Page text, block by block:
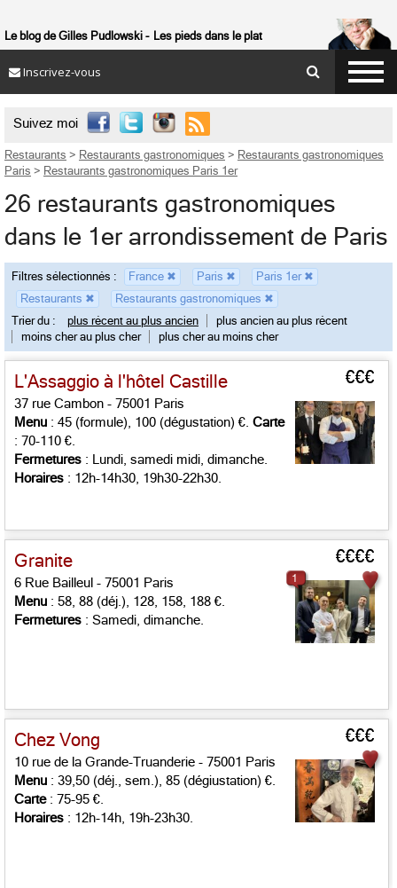
Le blog de Gilles Pudlowski Les pieds dans le plat
Inscrivez-vous
Suivez moi 
Restaurants > Restaurants gastronomiques > Restaurants gastronomiques
Paris > Restaurants gastronomiques Paris 1er
26 restaurants gastronomiques
dans le 1er arrondissement de Paris
Filtres sélectionnés : France ✖ Paris ✖ Paris 1er ✖
Restaurants ✖ Restaurants gastronomiques ✖
Trier du :
plus récent au plus ancien
plus ancien au plus récent
moins cher au plus cher
plus cher au moins cher
L'Assaggio à l'hôtel Castille €€€
37 rue Cambon - 75001 Paris
Menu : 45 (formule), 100 (dégustation) €. Carte
: 70-110 €.
Fermetures : Lundi, samedi midi, dimanche.
Horaires : 12h-14h30, 19h30-22h30.
Granite €€€€
6 Rue Bailleul - 75001 Paris
Menu : 58, 88 (déj.), 128, 158, 188 €.
Fermetures : Samedi, dimanche.
1
Chez Vong €€€
10 rue de la Grande-Truanderie - 75001 Paris
Menu : 39,50 (déj., sem.), 85 (dégiustation) €.
Carte: 75-95 €.
Horaires : 12h-14h, 19h-23h30.